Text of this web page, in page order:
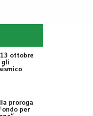
ottobre
gli
proroga
per